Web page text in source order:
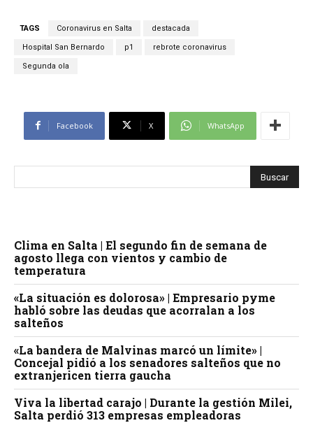
TAGS Coronavirus en Salta destacada
Hospital San Bernardo p1 rebrote coronavirus
Segunda ola
Facebook X WhatsApp
Clima en Salta | El segundo fin de semana de
agosto llega con vientos y cambio de
temperatura
«La situación es dolorosa» | Empresario pyme
habló sobre las deudas que acorralan a los
salteños
«La bandera de Malvinas marcó un límite» |
Concejal pidió a los senadores salteños que no
extranjericen tierra gaucha
Viva la libertad carajo | Durante la gestión Milei,
Salta perdió 313 empresas empleadoras